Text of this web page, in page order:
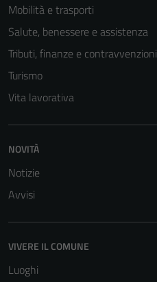
Mobilità e trasporti
Salute, benessere e assistenza
Tributi, finanze e contravvenzioni
Turismo
Vita lavorativa
NOVITÀ
Notizie
Avvisi
VIVERE IL COMUNE
Luoghi